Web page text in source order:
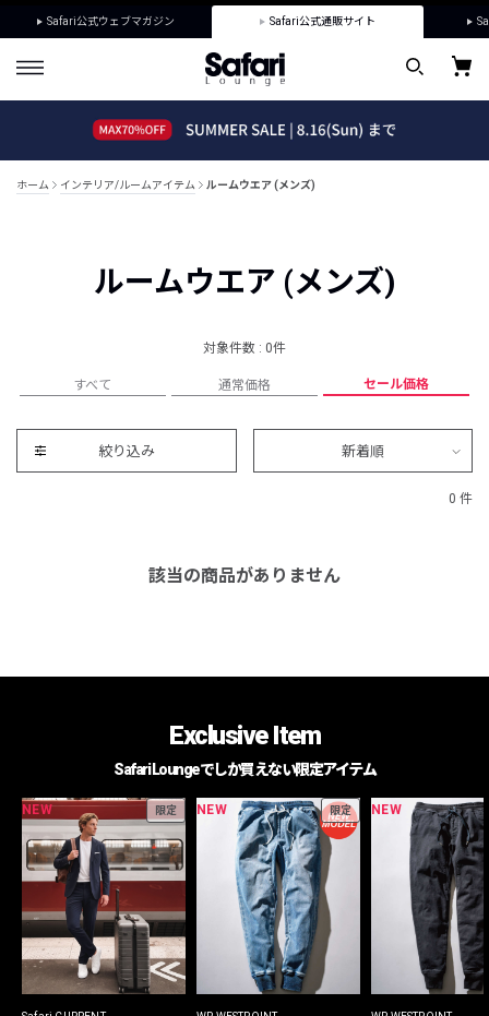
Safari公式ウェブマガジン Safari公式通販サイト
ホーム インテリア/ルームアイテム ルームウエア (メンズ)
ルームウエア (メンズ)
対象件数 : 0件
すべて 通常価格 セール価格
絞り込み 新着順
0 件
該当の商品がありません
Exclusive Item
Safari Loungeでしか買えない限定アイテム
NEW 限定 NEW 限定 NEW